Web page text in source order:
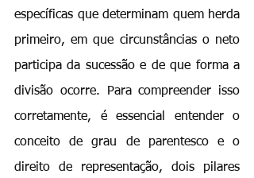
específicas que determinam quem herda
primeiro, em que circunstâncias o neto
participa da sucessão e de que forma a
divisão ocorre. Para compreender isso
corretamente, é essencial entender o
conceito de grau de parentesco e o
direito de representação, dois pilares